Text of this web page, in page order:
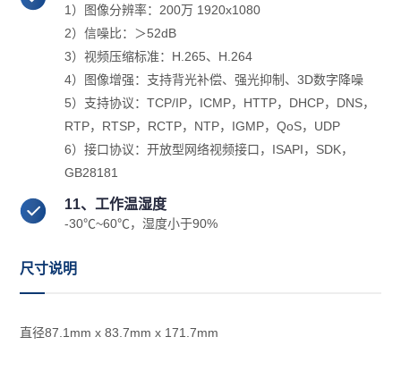
1）图像分辨率：200万 1920x1080
2）信噪比：＞52dB
3）视频压缩标准：H.265、H.264
4）图像增强：支持背光补偿、强光抑制、3D数字降噪
5）支持协议：TCP/IP，ICMP，HTTP，DHCP，DNS，
RTP，RTSP，RCTP，NTP，IGMP，QoS，UDP
6）接口协议：开放型网络视频接口，ISAPI，SDK，
GB28181
11、工作温湿度
-30℃~60℃，湿度小于90%
尺寸说明
直径87.1mm x 83.7mm x 171.7mm